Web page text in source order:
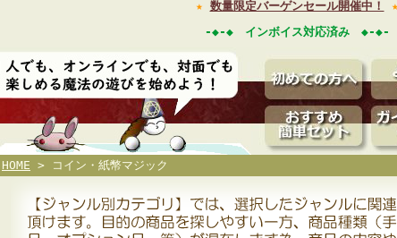
★ 数量限定バーゲンセール開催中！
★
-◆-◆ インボイス対応済み ◆-◆-
HOME > コイン・紙幣マジック